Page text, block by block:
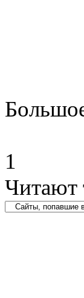
1
Читают